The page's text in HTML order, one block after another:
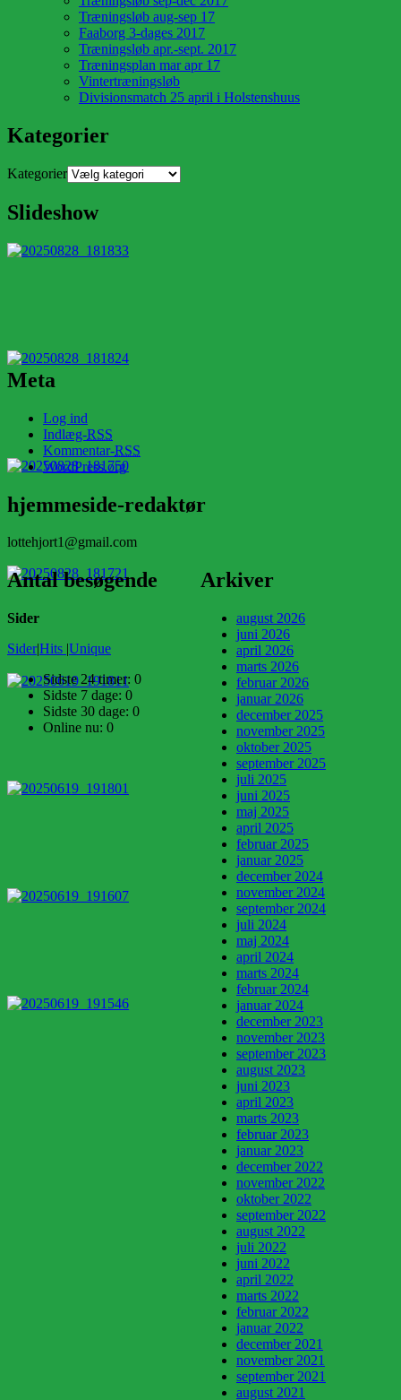
Træningsløb aug-sep 17
Faaborg 3-dages 2017
Træningsløb apr.-sept. 2017
Træningsplan mar apr 17
Vintertræningsløb
Divisionsmatch 25 april i Holstenshuus
Kategorier
Kategorier
Slideshow
Meta
Log ind
Indlæg-RSS
Kommentar-RSS
WordPress.org
hjemmeside-redaktør
lottehjort1@gmail.com
Antal besøgende
Sider
Sider|Hits |Unique
Sidste 24 timer: 0
Sidste 7 dage: 0
Sidste 30 dage: 0
Online nu: 0
Arkiver
august 2026
juni 2026
april 2026
marts 2026
februar 2026
januar 2026
december 2025
november 2025
oktober 2025
september 2025
juli 2025
juni 2025
maj 2025
april 2025
februar 2025
januar 2025
december 2024
november 2024
september 2024
juli 2024
maj 2024
april 2024
marts 2024
februar 2024
januar 2024
december 2023
november 2023
september 2023
august 2023
juni 2023
april 2023
marts 2023
februar 2023
januar 2023
december 2022
november 2022
oktober 2022
september 2022
august 2022
juli 2022
juni 2022
april 2022
marts 2022
februar 2022
januar 2022
december 2021
november 2021
september 2021
august 2021